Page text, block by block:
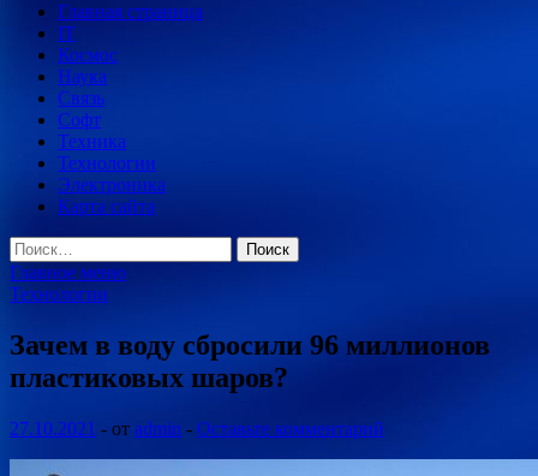
Главная страница
IT
Космос
Наука
Связь
Софт
Техника
Технологии
Электроника
Карта сайта
Найти:
Главное меню
Технологии
Зачем в воду сбросили 96 миллионов
пластиковых шаров?
27.10.2021 - от admin - Оставьте комментарий